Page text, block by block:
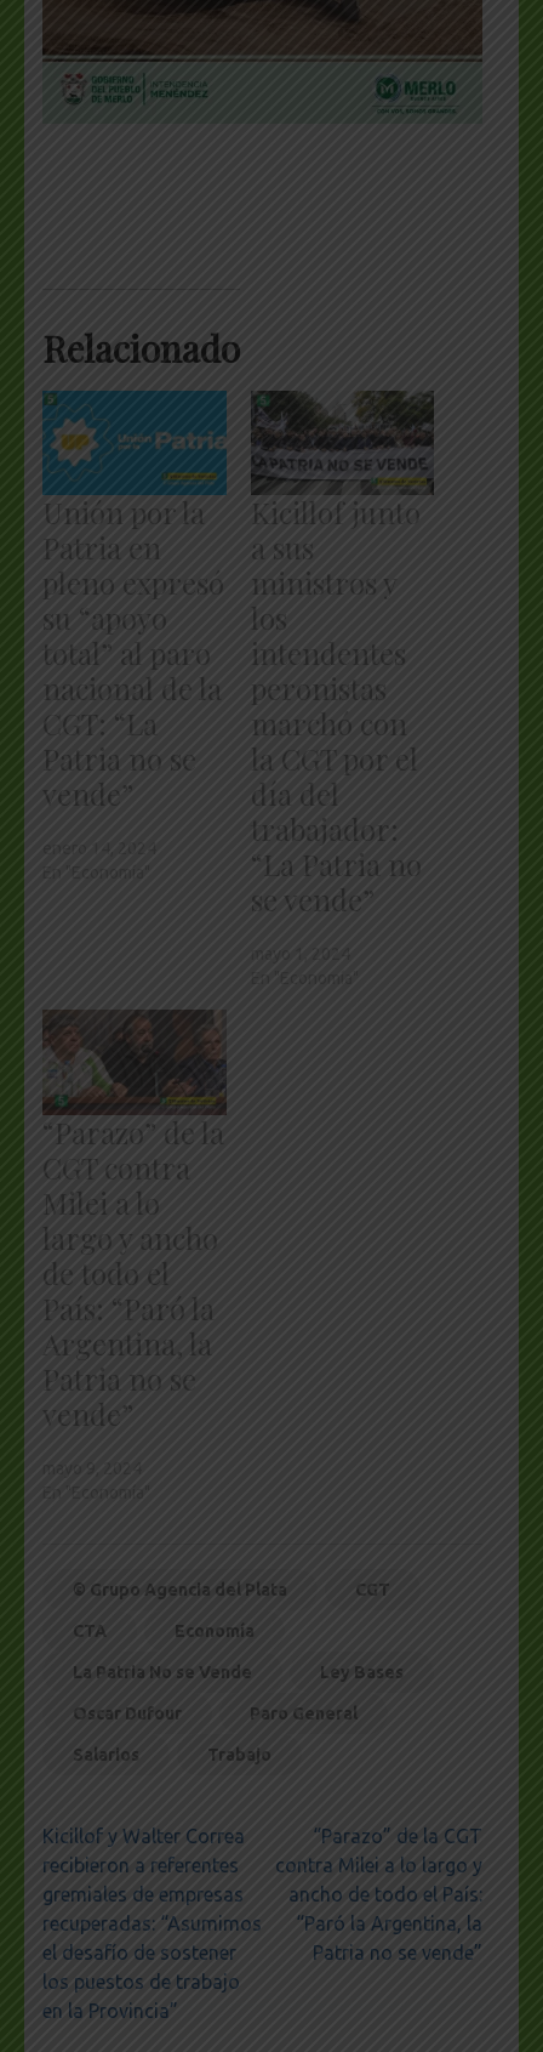
Relacionado
Unión por la
Patria en
pleno expresó
su “apoyo
total” al paro
nacional de la
CGT: “La
Patria no se
vende”
Kicillof junto
a sus
ministros y
los
intendentes
peronistas
marchó con
la CGT por el
día del
trabajador:
“La Patria no
se vende”
“Parazo” de la
CGT contra
Milei a lo
largo y ancho
de todo el
País: “Paró la
Argentina, la
Patria no se
vende”
© Grupo Agencia del Plata CGT
CTA Economía
La Patria No se Vende Ley Bases
Oscar Dufour Paro General
Salarios Trabajo
Navegación
de
entradas
Kicillof y Walter Correa
recibieron a referentes
gremiales de empresas
recuperadas: “Asumimos
el desafío de sostener
los puestos de trabajo
en la Provincia”
“Parazo” de la CGT
contra Milei a lo largo y
ancho de todo el País:
“Paró la Argentina, la
Patria no se vende”